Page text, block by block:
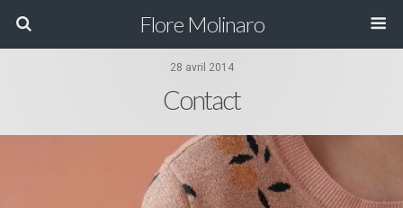
Flore Molinaro
28 avril 2014
Contact